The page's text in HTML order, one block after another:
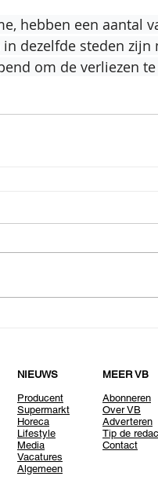
hebben een aantal
dezelfde steden zijn
om de verliezen
NIEUWS
Producent
Supermarkt
Horeca
Lifestyle
Media
Vacatures
Algemeen
MEER VB
Abonneren
Over VB
Adverteren
Tip de
Contact